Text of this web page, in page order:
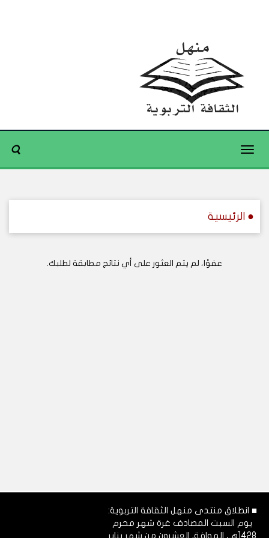
Toggle
● الرئيسية
عفوًا، لم يتم العثور على أي نتائج مطابقة لطلبك.
■ انطلاق منتدى منهل الثقافة التربوية:
يوم السبت المصادف غرة شهر محرم
1428هـ، الموافق العشرون من شهر يناير